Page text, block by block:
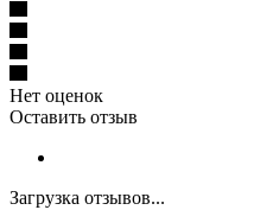
Нет оценок
Оставить отзыв
Загрузка отзывов...